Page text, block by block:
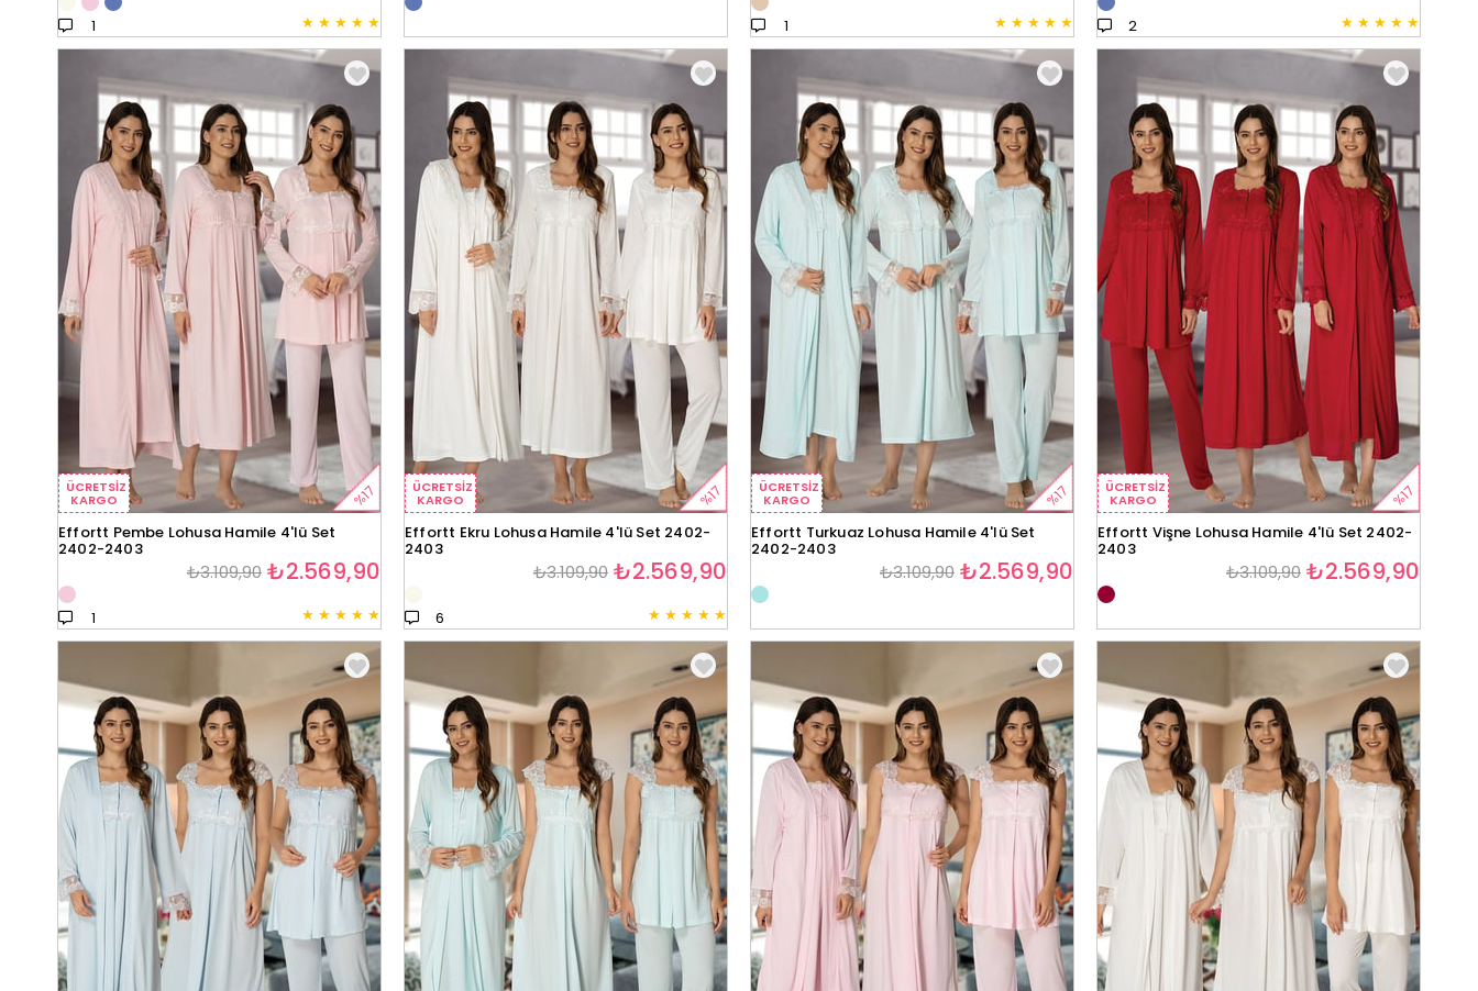
★ ★ ★ ★ ★
1 ★ ★ ★ ★ ★
1 ★ ★ ★ ★ ★
2
ÜCRETSIZ
KARGO %17
Effortt Pembe Lohusa Hamile 4'lü Set
2402-2403
★ ★ ★ ★ ★
1
₺2.569,90
₺3.109,90
ÜCRETSIZ
KARGO %17
Effortt Ekru Lohusa Hamile 4'lü Set 2402-
2403
★ ★ ★ ★ ★
6
₺2.569,90
₺3.109,90
ÜCRETSIZ
KARGO %17
Effortt Turkuaz Lohusa Hamile 4'lü Set
2402-2403
₺2.569,90
₺3.109,90
ÜCRETSIZ
KARGO %17
Effortt Vişne Lohusa Hamile 4'lü Set 2402-
2403
₺2.569,90
₺3.109,90